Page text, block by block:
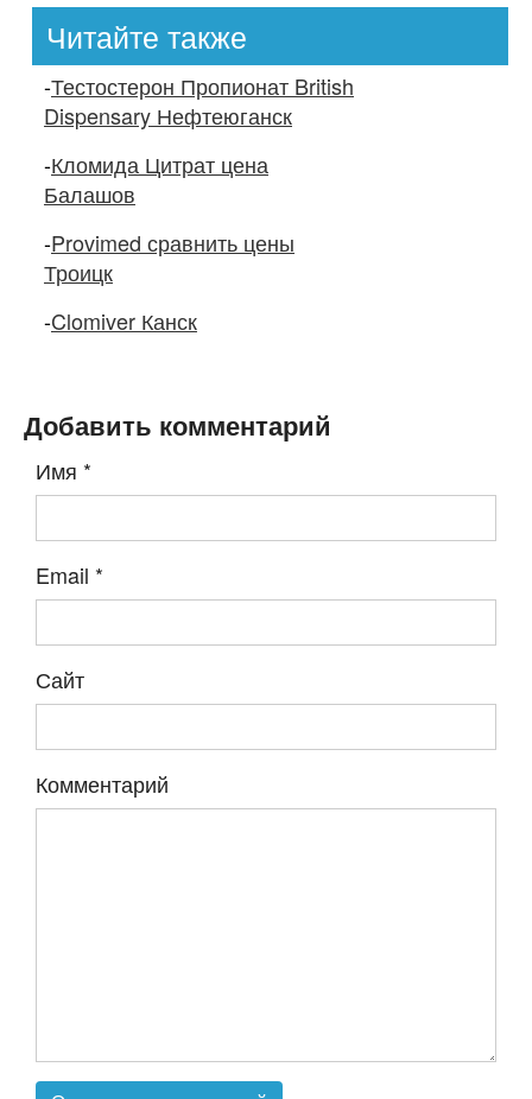
Читайте также
-Тестостерон Пропионат British
Dispensary Нефтеюганск
-Кломида Цитрат цена
Балашов
-Provimed сравнить цены
Троицк
-Clomiver Канск
Добавить комментарий
Имя *
Email *
Сайт
Комментарий